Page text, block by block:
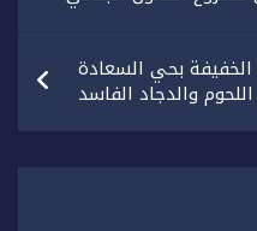
بحي السعادة
والدجاد الفاسد